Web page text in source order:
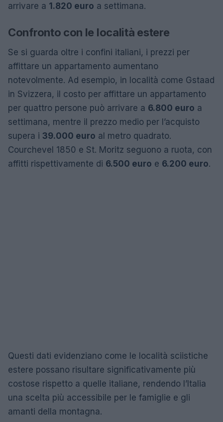
arrivare a 1.820 euro a settimana.
Confronto con le località estere
Se si guarda oltre i confini italiani, i prezzi per
affittare un appartamento aumentano
notevolmente. Ad esempio, in località come Gstaad
in Svizzera, il costo per affittare un appartamento
per quattro persone può arrivare a 6.800 euro a
settimana, mentre il prezzo medio per l’acquisto
supera i 39.000 euro al metro quadrato.
Courchevel 1850 e St. Moritz seguono a ruota, con
affitti rispettivamente di 6.500 euro e 6.200 euro.
Questi dati evidenziano come le località sciistiche
estere possano risultare significativamente più
costose rispetto a quelle italiane, rendendo l’Italia
una scelta più accessibile per le famiglie e gli
amanti della montagna.